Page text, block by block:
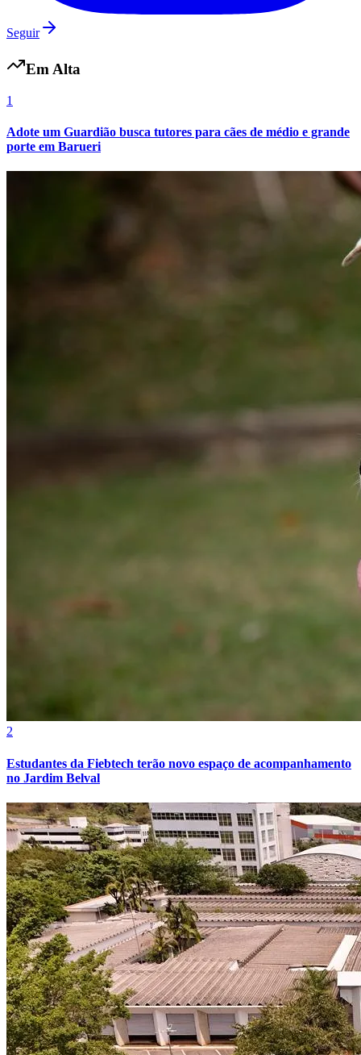
Botafogo
Internacional
Seguir
Em Alta
1
Adote um Guardião busca tutores para cães de médio e grande
porte em Barueri
2
Estudantes da Fiebtech terão novo espaço de acompanhamento
no Jardim Belval